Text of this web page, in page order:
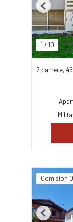
1 / 10
Previous
2 camere,
Comision
Previous